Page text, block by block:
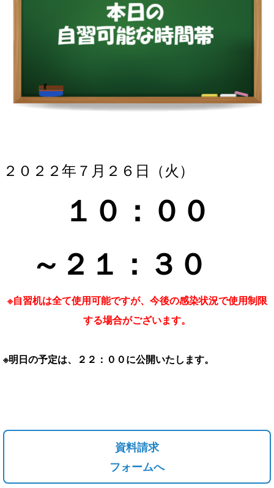
２０２２年７月２６ 日（火）
１０：０ ０
～２１ ：３ ０
※自習机は全て使用可能ですが、今後の感染状況で使用制限
する場合がございます。
※明日の予定は、２２：００に公開いたします。
資料請求
フォームへ